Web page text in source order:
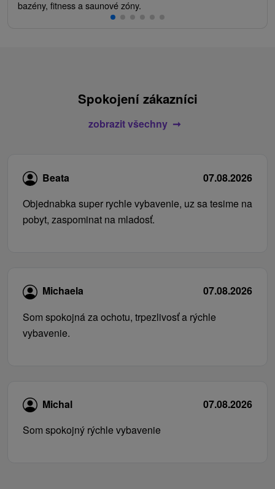
bazény, fitness a saunové zóny.
Spokojení zákazníci
zobrazit všechny
Beata
07.08.2026
Objednabka super rychle vybavenie, uz sa tesime na
pobyt, zaspominat na mladosť.
Michaela
07.08.2026
Som spokojná za ochotu, trpezlivosť a rýchle
vybavenie.
Michal
07.08.2026
Som spokojný rýchle vybavenie